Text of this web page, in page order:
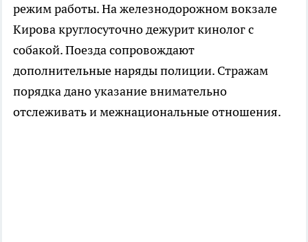
режим работы. На железнодорожном вокзале
Кирова круглосуточно дежурит кинолог с
собакой. Поезда сопровождают
дополнительные наряды полиции. Стражам
порядка дано указание внимательно
отслеживать и межнациональные отношения.